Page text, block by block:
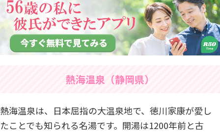
熱海温泉（静岡県）
熱海温泉は、日本屈指の大温泉地で、徳川家康が愛し
たことでも知られる名湯です。開湯は1200年前と古